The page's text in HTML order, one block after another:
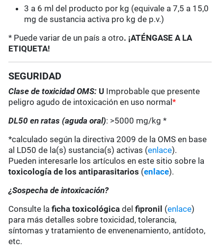
3 a 6 ml del producto por kg (equivale a 7,5 a 15,0
mg de sustancia activa pro kg de p.v.)
* Puede variar de un país a otro. ¡ATÉNGASE A LA
ETIQUETA!
SEGURIDAD
Clase de toxicidad OMS: U Improbable que presente
peligro agudo de intoxicación en uso normal*
DL50 en ratas (aguda oral): >5000 mg/kg *
*calculado según la directiva 2009 de la OMS en base
al LD50 de la(s) sustancia(s) activas (enlace).
Pueden interesarle los artículos en este sitio sobre la
toxicología de los antiparasitarios (enlace).
¿Sospecha de intoxicación?
Consulte laficha toxicológica delfipronil (enlace)
para más detalles sobre toxicidad, tolerancia,
síntomas y tratamiento de envenenamiento, antídoto,
etc.